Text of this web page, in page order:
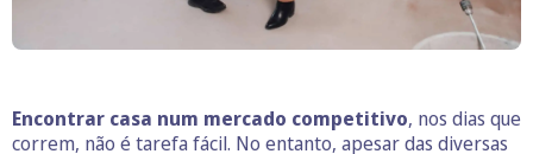
Encontrar casa num mercado competitivo, nos dias que
correm, não é tarefa fácil. No entanto, apesar das diversas